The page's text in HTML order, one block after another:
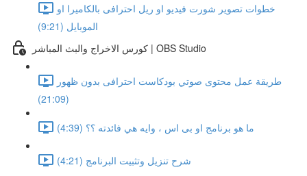
خطوات تصوير شورت فيديو او ريل احترافى بالكاميرا او
الموبايل (9:21)
كورس الاخراج والبث المباشر | OBS Studio
طريقة عمل محتوى صوتي بودكاست احترافى بدون ظهور
(21:09)
ما هو برنامج او بى اس ، وايه هي فائدته ؟؟ (4:39)
شرح تنزيل وتثبيت البرنامج (4:21)